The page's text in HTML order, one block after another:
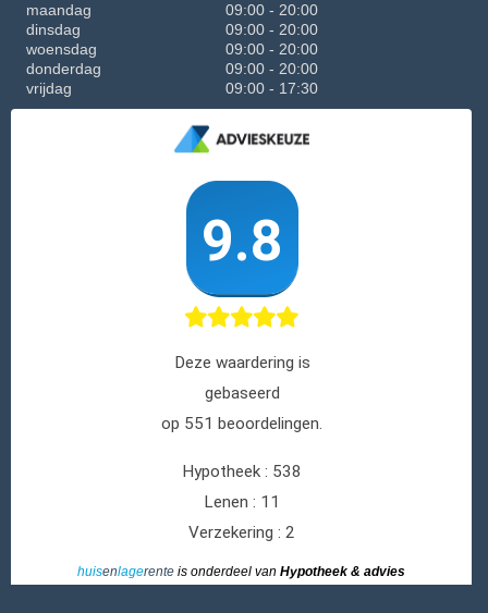
maandag
09:00 - 20:00
dinsdag
09:00 - 20:00
woensdag
09:00 - 20:00
donderdag
09:00 - 20:00
vrijdag
09:00 - 17:30
huisenlagerente is onderdeel van Hypotheek & advies